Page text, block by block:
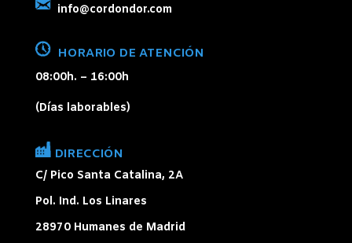
info@cordondor.com
HORARIO DE ATENCIÓN
08:00h. – 16:00h
(Días laborables)
DIRECCIÓN
C/ Pico Santa Catalina, 2A
Pol. Ind. Los Linares
28970 Humanes de Madrid